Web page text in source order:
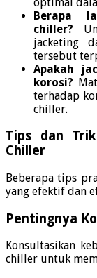
Berapa
chiller?
jacketing
tersebut
Apakah
korosi?
terhadap
chiller.
Tips dan
Chiller
Beberapa tips
yang efektif dan
Pentingnya
Konsultasikan
chiller untuk